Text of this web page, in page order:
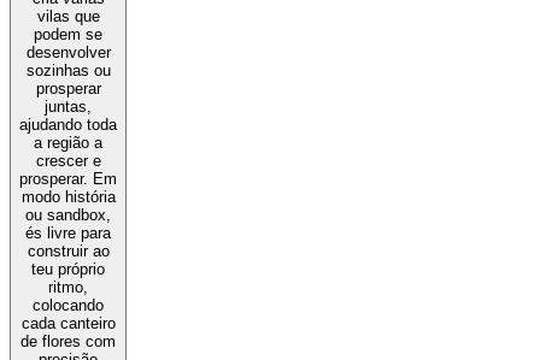
vilas que
podem se
desenvolver
sozinhas ou
prosperar
juntas,
ajudando toda
a região a
crescer e
prosperar. Em
modo história
ou sandbox,
és livre para
construir ao
teu próprio
ritmo,
colocando
cada canteiro
de flores com